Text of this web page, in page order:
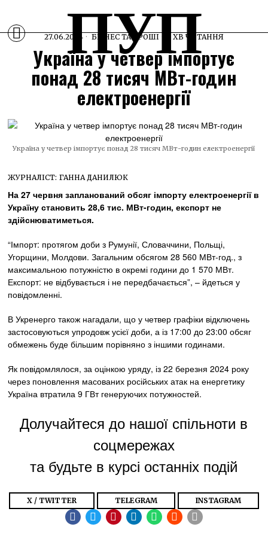
ПУП
27.06.2024 БІЗНЕС ТА ГРОШІ 1 ХВ ЧИТАННЯ
Україна у четвер імпортує
понад 28 тисяч МВт-годин
електроенергії
Україна у четвер імпортує понад 28 тисяч МВт-годин електроенергії
ЖУРНАЛІСТ: ГАННА ДАНИЛЮК
На 27 червня запланований обсяг імпорту електроенергії в
Україну становить 28,6 тис. МВт-годин, експорт не
здійснюватиметься.
“Імпорт: протягом доби з Румунії, Словаччини, Польщі,
Угорщини, Молдови. Загальним обсягом 28 560 МВт-год., з
максимальною потужністю в окремі години до 1 570 МВт.
Експорт: не відбувається і не передбачається”, – йдеться у
повідомленні.
В Укренерго також нагадали, що у четвер графіки відключень
застосовуються упродовж усієї доби, а із 17:00 до 23:00 обсяг
обмежень буде більшим порівняно з іншими годинами.
Як повідомлялося, за оцінкою уряду, із 22 березня 2024 року
через поновлення масованих російських атак на енергетику
Україна втратила 9 ГВт генеруючих потужностей.
Долучайтеся до нашої спільноти в
соцмережах
та будьте в курсі останніх подій
X / TWITTER TELEGRAM INSTAGRAM